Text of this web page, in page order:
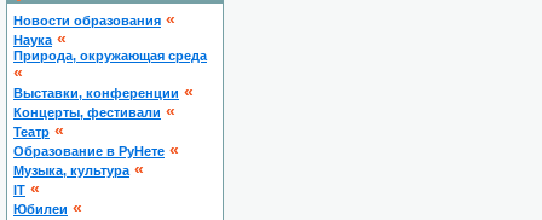
Новости образования «
Наука «
Природа, окружающая среда
«
Выставки, конференции «
Концерты, фестивали «
Театр «
Образование в РуНете «
Музыка, культура «
IT «
Юбилеи «